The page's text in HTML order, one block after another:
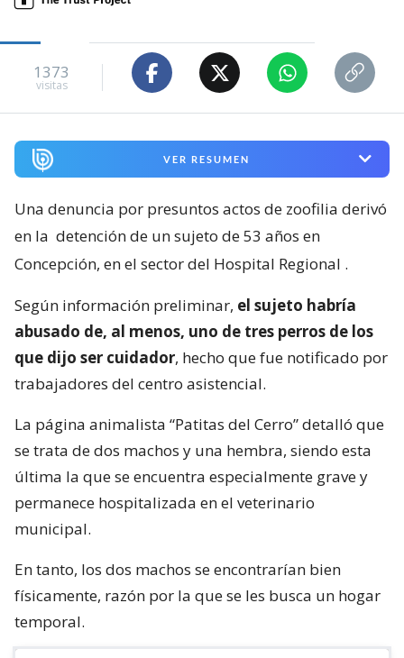
1373
visitas
VER RESUMEN
Una denuncia por presuntos actos de zoofilia derivó
en la detención de un sujeto de 53 años en
Concepción, en el sector del Hospital Regional .
Según información preliminar, el sujeto habría
abusado de, al menos, uno de tres perros de los
que dijo ser cuidador, hecho que fue notificado por
trabajadores del centro asistencial.
La página animalista “Patitas del Cerro” detalló que
se trata de dos machos y una hembra, siendo esta
última la que se encuentra especialmente grave y
permanece hospitalizada en el veterinario
municipal.
En tanto, los dos machos se encontrarían bien
físicamente, razón por la que se les busca un hogar
temporal.